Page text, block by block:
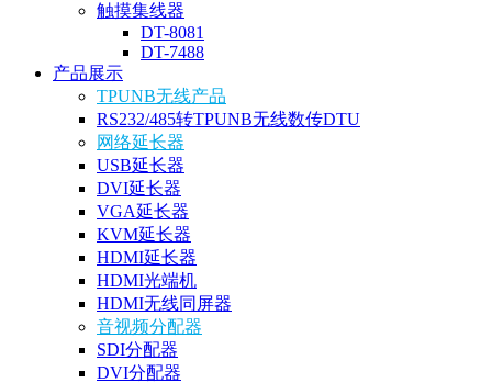
触摸集线器
DT-8081
DT-7488
产品展示
TPUNB无线产品
RS232/485转TPUNB无线数传DTU
网络延长器
USB延长器
DVI延长器
VGA延长器
KVM延长器
HDMI延长器
HDMI光端机
HDMI无线同屏器
音视频分配器
SDI分配器
DVI分配器